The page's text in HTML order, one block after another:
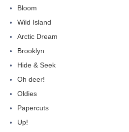
Bloom
Wild Island
Arctic Dream
Brooklyn
Hide & Seek
Oh deer!
Oldies
Papercuts
Up!